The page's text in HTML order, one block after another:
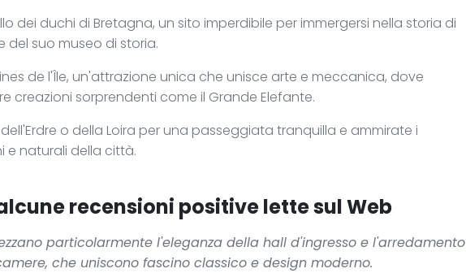
dei duchi di Bretagna, un sito imperdibile per immergersi nella storia di
del suo museo di storia.
de l'Île, un'attrazione unica che unisce arte e meccanica, dove
creazioni sorprendenti come il Grande Elefante.
o della Loira per una passeggiata tranquilla e ammirate i
e naturali della città.
recensioni positive lette sul Web
particolarmente l'eleganza della hall d'ingresso e l'arredamento
che uniscono fascino classico e design moderno.